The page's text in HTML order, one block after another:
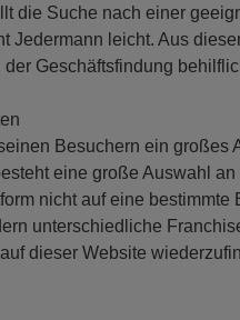
die Suche nach einer
Jedermann leicht. Aus
Geschäftsfindung
Besuchern ein großes
eine große Auswahl
nicht auf eine bestimmte
unterschiedliche
dieser Website